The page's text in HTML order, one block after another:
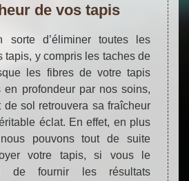
de vos tapis
sorte d’éliminer toutes les
tapis, y compris les taches de
les fibres de votre tapis
en profondeur par nos soins,
de sol retrouvera sa fraîcheur
éclat. En effet, en plus
pouvons tout de suite
votre tapis, si vous le
de fournir les résultats